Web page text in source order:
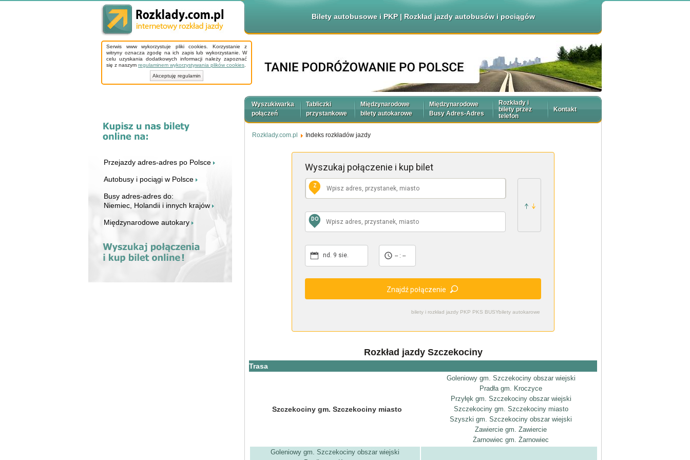
Bilety autobusowe i PKP | Rozkład jazdy autobusów i pociągów
Serwis www wykorzystuje pliki cookies. Korzystanie z
witryny oznacza zgodę na ich zapis lub wykorzystanie. W
celu uzyskania dodatkowych informacji należy zapoznać
się z naszym regulaminem wykorzystywania plików cookies
Akceptuję regulamin
Przejazdy adres-adres po Polsce
Autobusy i pociągi w Polsce
Busy adres-adres do:
Niemiec, Holandii i innych krajów
Międzynarodowe autokary
Wyszukiwarka
połączeń
Tabliczki
przystankowe
Międzynarodowe
bilety autokarowe
Międzynarodowe
Busy Adres-Adres
Rozkłady i
bilety przez
telefon
Kontakt
Rozklady.com.pl Indeks rozkładów jazdy
bilety i rozkład jazdy PKP PKS BUSYbilety autokarowe
Wyszukaj połączenie i kup bilet
Z
DO
nd. 9 sie. -- : --
Znajdź połączenie
Rozkład jazdy Szczekociny
Trasa
Szczekociny gm. Szczekociny miasto
Goleniowy gm. Szczekociny obszar wiejski
Pradła gm. Kroczyce
Przyłęk gm. Szczekociny obszar wiejski
Szczekociny gm. Szczekociny miasto
Szyszki gm. Szczekociny obszar wiejski
Zawiercie gm. Zawiercie
Żarnowiec gm. Żarnowiec
Goleniowy gm. Szczekociny obszar wiejski